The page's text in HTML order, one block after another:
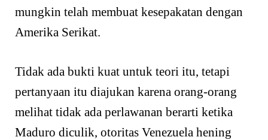
mungkin telah membuat kesepakatan dengan
Amerika Serikat.
Tidak ada bukti kuat untuk teori itu, tetapi
pertanyaan itu diajukan karena orang-orang
melihat tidak ada perlawanan berarti ketika
Maduro diculik, otoritas Venezuela hening